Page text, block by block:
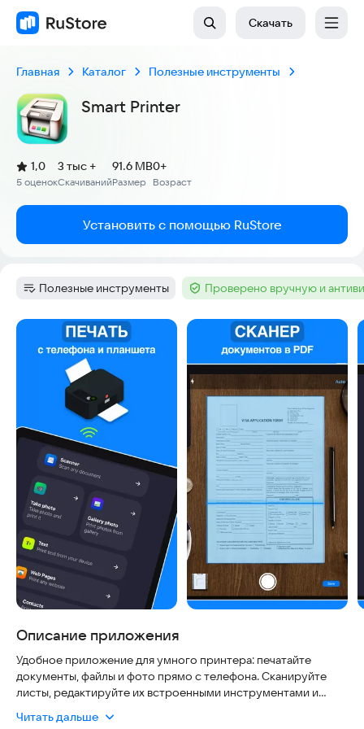
Скачать
Главная Каталог Полезные инструменты
Smart Printer
Рейтинг:
1,0
(
5 оценок
)
Скачиваний
3 тыс +
Размер
91.6 MB
Возраст
0+
Установить с помощью RuStore
Категория:
Полезные инструменты Тег :Проверено вручную и
Скриншоты
Описание приложения
Удобное приложение для умного принтера: печатайте
документы, файлы и фото прямо с телефона. Сканируйте
листы, редактируйте их встроенными инструментами и
более чем 4000 моделями принтеров, что гарантирует
Читать дальше